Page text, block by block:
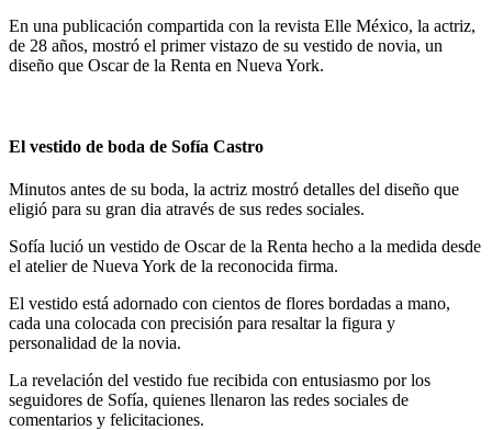
En una publicación compartida con la revista Elle México, la actriz,
de 28 años, mostró el primer vistazo de su vestido de novia, un
diseño que Oscar de la Renta en Nueva York.
El vestido de boda de Sofía Castro
Minutos antes de su boda, la actriz mostró detalles del diseño que
eligió para su gran dia através de sus redes sociales.
Sofía lució un vestido de Oscar de la Renta hecho a la medida desde
el atelier de Nueva York de la reconocida firma.
El vestido está adornado con cientos de flores bordadas a mano,
cada una colocada con precisión para resaltar la figura y
personalidad de la novia.
La revelación del vestido fue recibida con entusiasmo por los
seguidores de Sofía, quienes llenaron las redes sociales de
comentarios y felicitaciones.